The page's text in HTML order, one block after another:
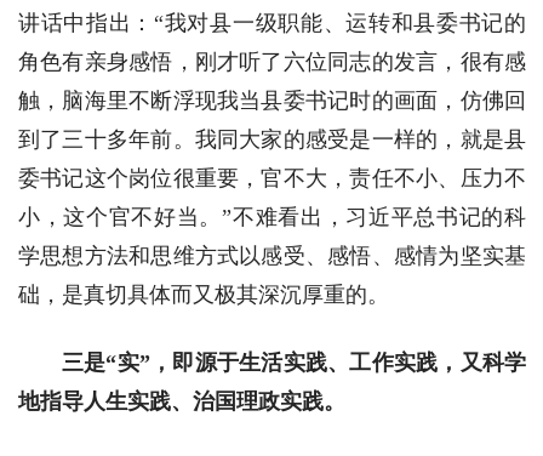
讲话中指出：“我对县一级职能、运转和县委书记的
角色有亲身感悟，刚才听了六位同志的发言，很有感
触，脑海里不断浮现我当县委书记时的画面，仿佛回
到了三十多年前。我同大家的感受是一样的，就是县
委书记这个岗位很重要，官不大，责任不小、压力不
小，这个官不好当。”不难看出，习近平总书记的科
学思想方法和思维方式以感受、感悟、感情为坚实基
础，是真切具体而又极其深沉厚重的。
三是“实”，即源于生活实践、工作实践，又科学
地指导人生实践、治国理政实践。